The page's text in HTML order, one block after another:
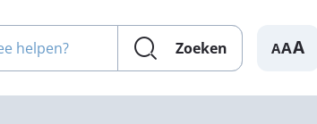
helpen?
Zoeken A